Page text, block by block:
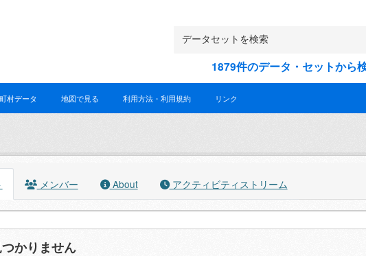
1879件のデータ・セットから
村データ 地図で見る 利用方法・利用規約 リンク
メンバー About アクティビティストリーム
かりません